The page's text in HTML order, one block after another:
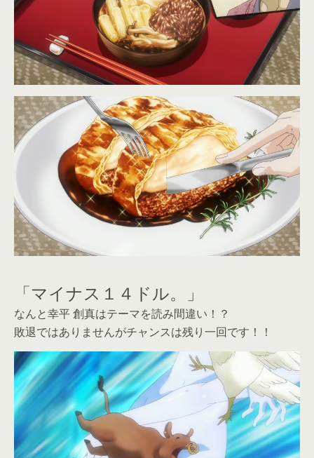
「マイナス１４ドル。」
なんと幸平 創真はテーマを読み間違い！？
敗退ではありませんがチャンスは残り一回です！！